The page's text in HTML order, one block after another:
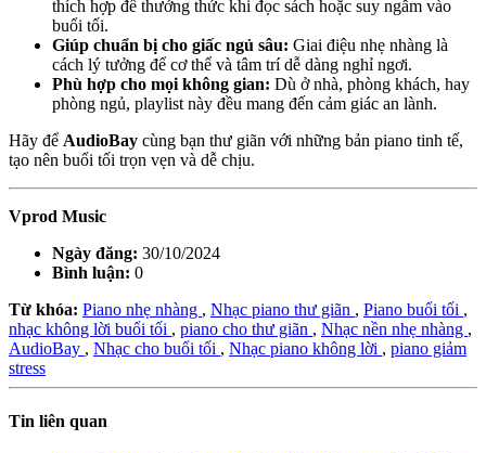
thích hợp để thưởng thức khi đọc sách hoặc suy ngẫm vào
buổi tối.
Giúp chuẩn bị cho giấc ngủ sâu: Giai điệu nhẹ nhàng là
cách lý tưởng để cơ thể và tâm trí dễ dàng nghỉ ngơi.
Phù hợp cho mọi không gian: Dù ở nhà, phòng khách, hay
phòng ngủ, playlist này đều mang đến cảm giác an lành.
Hãy để AudioBay cùng bạn thư giãn với những bản piano tinh tế,
tạo nên buổi tối trọn vẹn và dễ chịu.
Vprod Music
Ngày đăng: 30/10/2024
Bình luận: 0
Từ khóa: Piano nhẹ nhàng , Nhạc piano thư giãn , Piano buổi tối ,
nhạc không lời buổi tối , piano cho thư giãn , Nhạc nền nhẹ nhàng ,
AudioBay , Nhạc cho buổi tối , Nhạc piano không lời , piano giảm
stress
Tin liên quan